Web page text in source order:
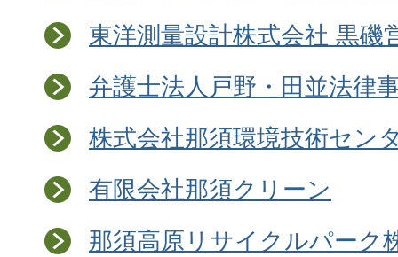
東洋測量設計株式会社 黒磯
弁護士法人戸野・田並法律
株式会社那須環境技術セン
有限会社那須クリーン
那須高原リサイクルパーク